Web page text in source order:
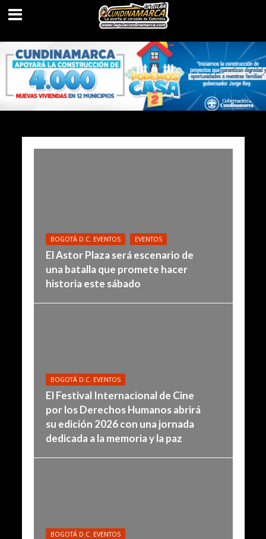
BOGOTÁ D.C. EVENTOS EVENTOS
El Astor Plaza será escenario de
una batalla que promete hacer
historia este sábado
BOGOTÁ D.C. EVENTOS
El Festival Internacional de Cine
por los Derechos Humanos abrirá
su edición 2026 con una jornada
dedicada a la memoria y la paz
BOGOTÁ D.C. EVENTOS